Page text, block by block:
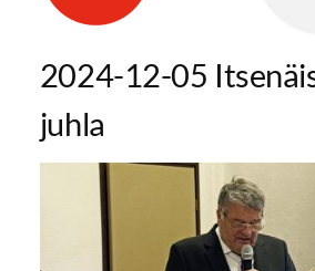
2024-12-05
juhla